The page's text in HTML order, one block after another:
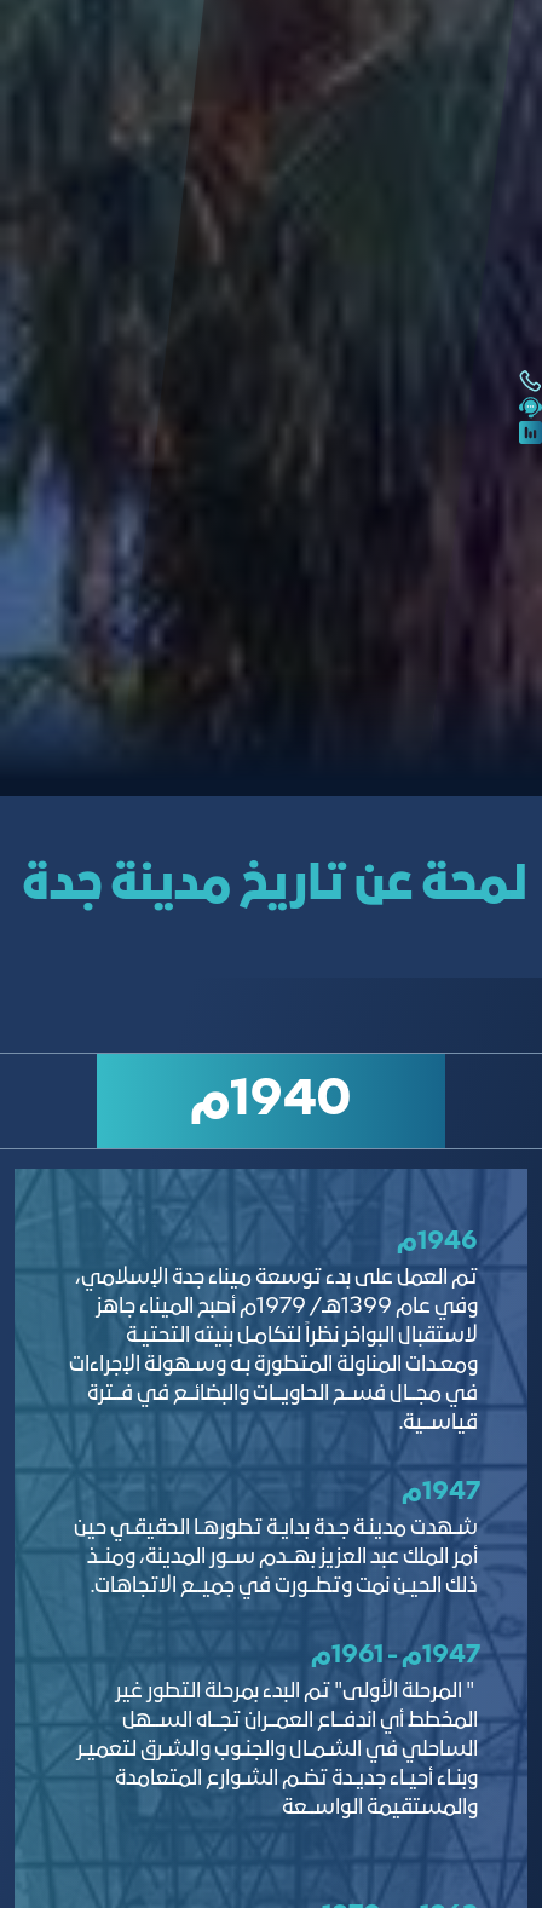
لمحة عن ﺗﺎرﻳﺦ ﻣﺪﻳﻨﺔ ﺟﺪة
1940م
1946م
تم العمل على بدء توسعة ميناء جدة الإسلامي،
وفي عام 1399هـ/ 1979م أصبح الميناء جاهز
لاستقبال البواخر نظراً لتكامـل بنيته التحتيـة
ومعـدات المناولة المتطورة بـه وسـهولة الإجراءات
في مجــال فســح الحاويــات والبضائــع في فــترة
قياســية.
1947م
شـهدت مدينـة جـدة بدايـة تطورهـا الحقيقـي حين
أمر الملك عبد العزيز بهــدم ســور المدينة، ومنــذ
ذلك الحيـن نمت وتطــورت في جميــع الاتجاهات.
1947م - 1961م
" المرحلة الأولى" تم البدء بمرحلة التطور غير
المخطط أي اندفــاع العمــران تجــاه الســهل
الساحلي في الشـمـال والجنـوب والشـرق لتعميـر
وبنـاء أحيـاء جديـدة تضـم الشـوارع المتعامدة
والمستقيمة الواســعة